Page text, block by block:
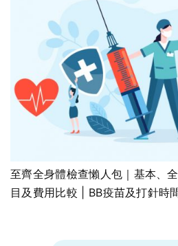
至齊全身體檢查懶人包｜基本、
目及費用比較 | BB疫苗及打針時